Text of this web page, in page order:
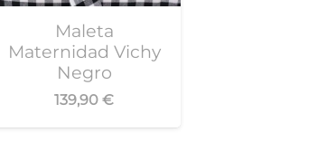
Maleta
Maternidad Vichy
Negro
139,90 €